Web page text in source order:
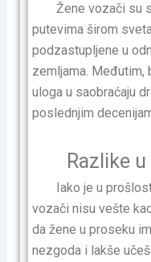
Žene vozači su
putevima širom
podzastupljene u
zemljama. Međutim,
uloga u saobraćaju
poslednjim
Razlike
Iako je u
vozači nisu vešte
da žene u proseku
nezgoda i lakše